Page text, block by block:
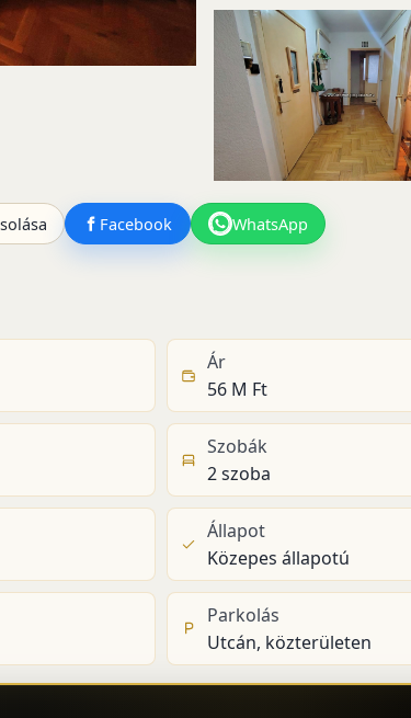
Facebook WhatsApp
Ár
56 M Ft
Szobák
2 szoba
Állapot
Közepes állapotú
Parkolás
Utcán, közterületen